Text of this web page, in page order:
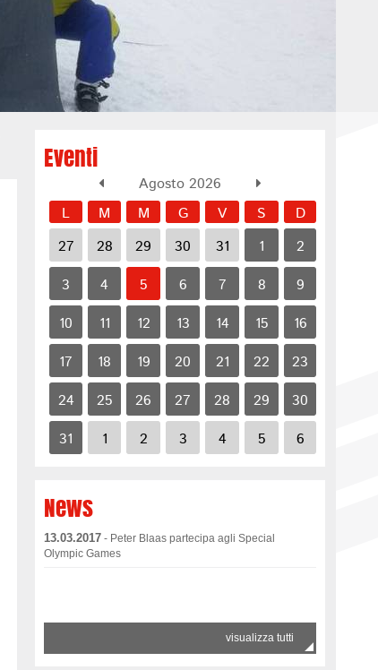
Eventi
Agosto 2026
M M G V S D
27 28 29 30 31 1 2
3 4 5 6 7 8 9
10 11 12 13 14 15 16
17 18 19 20 21 22 23
24 25 26 27 28 29 30
31 1 2 3 4 5 6
News
13.03.2017 - Peter Blaas partecipa agli Special
Olympic Games
visualizza tutti